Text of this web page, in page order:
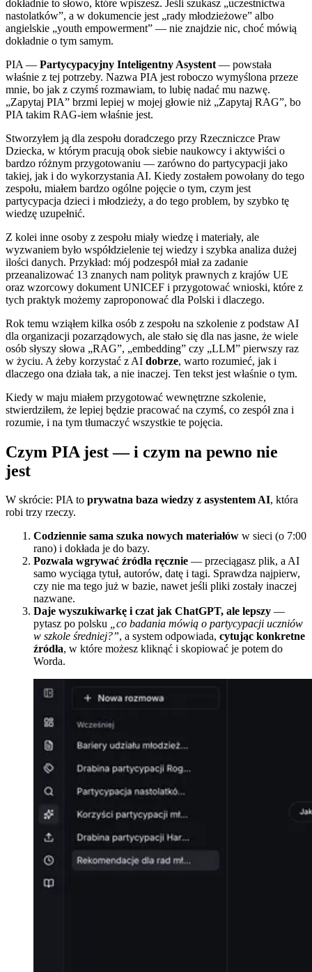
dokładnie to słowo, które wpiszesz. Jeśli szukasz „uczestnictwa
nastolatków”, a w dokumencie jest „rady młodzieżowe” albo
angielskie „youth empowerment” — nie znajdzie nic, choć mówią
dokładnie o tym samym.
PIA — Partycypacyjny Inteligentny Asystent — powstała
właśnie z tej potrzeby. Nazwa PIA jest roboczo wymyślona przeze
mnie, bo jak z czymś rozmawiam, to lubię nadać mu nazwę.
„Zapytaj PIA” brzmi lepiej w mojej głowie niż „Zapytaj RAG”, bo
PIA takim RAG-iem właśnie jest.
Stworzyłem ją dla zespołu doradczego przy Rzeczniczce Praw
Dziecka, w którym pracują obok siebie naukowcy i aktywiści o
bardzo różnym przygotowaniu — zarówno do partycypacji jako
takiej, jak i do wykorzystania AI. Kiedy zostałem powołany do tego
zespołu, miałem bardzo ogólne pojęcie o tym, czym jest
partycypacja dzieci i młodzieży, a do tego problem, by szybko tę
wiedzę uzupełnić.
Z kolei inne osoby z zespołu miały wiedzę i materiały, ale
wyzwaniem było współdzielenie tej wiedzy i szybka analiza dużej
ilości danych. Przykład: mój podzespół miał za zadanie
przeanalizować 13 znanych nam polityk prawnych z krajów UE
oraz wzorcowy dokument UNICEF i przygotować wnioski, które z
tych praktyk możemy zaproponować dla Polski i dlaczego.
Rok temu wziąłem kilka osób z zespołu na szkolenie z podstaw AI
dla organizacji pozarządowych, ale stało się dla nas jasne, że wiele
osób słyszy słowa „RAG”, „embedding” czy „LLM” pierwszy raz
w życiu. A żeby korzystać z AI dobrze, warto rozumieć, jak i
dlaczego ona działa tak, a nie inaczej. Ten tekst jest właśnie o tym.
Kiedy w maju miałem przygotować wewnętrzne szkolenie,
stwierdziłem, że lepiej będzie pracować na czymś, co zespół zna i
rozumie, i na tym tłumaczyć wszystkie te pojęcia.
Czym PIA jest — i czym na pewno nie
jest
W skrócie: PIA to prywatna baza wiedzy z asystentem AI, która
robi trzy rzeczy.
Codziennie sama szuka nowych materiałów w sieci (o 7:00
rano) i dokłada je do bazy.
Pozwala wgrywać źródła ręcznie — przeciągasz plik, a AI
samo wyciąga tytuł, autorów, datę i tagi. Sprawdza najpierw,
czy nie ma tego już w bazie, nawet jeśli pliki zostały inaczej
nazwane.
Daje wyszukiwarkę i czat jak ChatGPT, ale lepszy —
pytasz po polsku „co badania mówią o partycypacji uczniów
w szkole średniej?”, a system odpowiada, cytując konkretne
źródła, w które możesz kliknąć i skopiować je potem do
Worda.